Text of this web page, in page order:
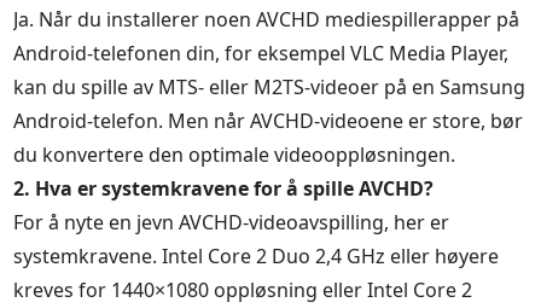
Ja. Når du installerer noen AVCHD mediespillerapper på
Android-telefonen din, for eksempel VLC Media Player,
kan du spille av MTS- eller M2TS-videoer på en Samsung
Android-telefon. Men når AVCHD-videoene er store, bør
du konvertere den optimale videooppløsningen.
2. Hva er systemkravene for å spille AVCHD?
For å nyte en jevn AVCHD-videoavspilling, her er
systemkravene. Intel Core 2 Duo 2,4 GHz eller høyere
kreves for 1440×1080 oppløsning eller Intel Core 2